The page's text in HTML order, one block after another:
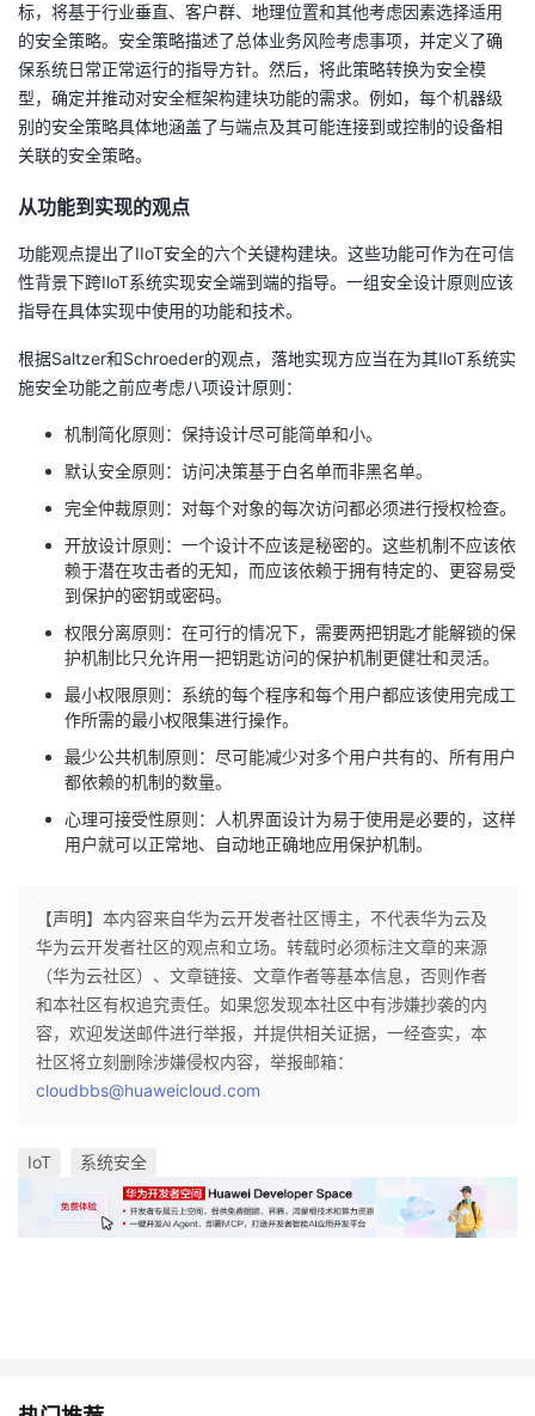
标，将基于行业垂直、客户群、地理位置和其他考虑因素选择适用
的安全策略。安全策略描述了总体业务风险考虑事项，并定义了确
保系统日常正常运行的指导方针。然后，将此策略转换为安全模
型，确定并推动对安全框架构建块功能的需求。例如，每个机器级
别的安全策略具体地涵盖了与端点及其可能连接到或控制的设备相
关联的安全策略。
从功能到实现的观点
功能观点提出了IIoT安全的六个关键构建块。这些功能可作为在可信
性背景下跨IloT系统实现安全端到端的指导。一组安全设计原则应该
指导在具体实现中使用的功能和技术。
根据Saltzer和Schroeder的观点，落地实现方应当在为其IloT系统实
施安全功能之前应考虑八项设计原则：
机制简化原则：保持设计尽可能简单和小。
默认安全原则：访问决策基于白名单而非黑名单。
完全仲裁原则：对每个对象的每次访问都必须进行授权检查。
开放设计原则：一个设计不应该是秘密的。这些机制不应该依
赖于潜在攻击者的无知，而应该依赖于拥有特定的、更容易受
到保护的密钥或密码。
权限分离原则：在可行的情况下，需要两把钥匙才能解锁的保
护机制比只允许用一把钥匙访问的保护机制更健壮和灵活。
最小权限原则：系统的每个程序和每个用户都应该使用完成工
作所需的最小权限集进行操作。
最少公共机制原则：尽可能减少对多个用户共有的、所有用户
都依赖的机制的数量。
心理可接受性原则：人机界面设计为易于使用是必要的，这样
用户就可以正常地、自动地正确地应用保护机制。
【声明】本内容来自华为云开发者社区博主，不代表华为云及
华为云开发者社区的观点和立场。转载时必须标注文章的来源
（华为云社区）、文章链接、文章作者等基本信息，否则作者
和本社区有权追究责任。如果您发现本社区中有涉嫌抄袭的内
容，欢迎发送邮件进行举报，并提供相关证据，一经查实，本
社区将立刻删除涉嫌侵权内容，举报邮箱：
cloudbbs@huaweicloud.com
IoT 系统安全